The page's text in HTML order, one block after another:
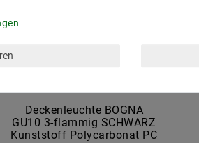
Deckenleuchte BOGNA
GU10 3-flammig SCHWARZ
Kunststoff Polycarbonat PC